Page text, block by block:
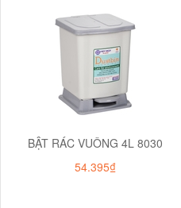
BẬT RÁC VUÔNG 4L 8030
54.395₫